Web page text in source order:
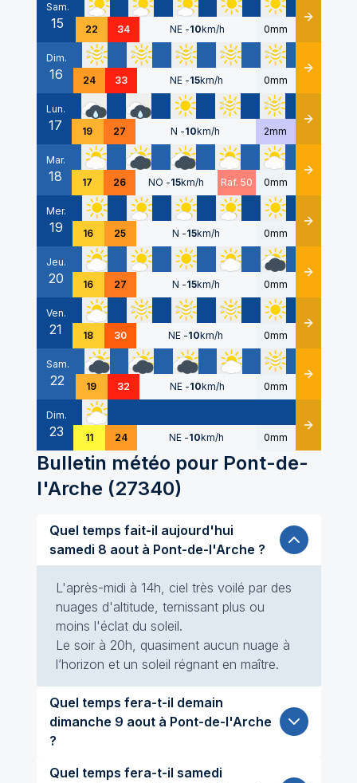
Sam.
15 22 34 NE -10km/h 0mm Détails
Dim.
16 24 33 NE -15km/h 0mm Détails
Lun.
17 19 27 N -10km/h 2mm Détails
Mar.
18 17 26 NO -15km/h Raf. 50 0mm Détails
Mer.
19 16 25 N -15km/h 0mm Détails
Jeu.
20 16 27 N -15km/h 0mm Détails
Ven.
21 18 30 NE -10km/h 0mm Détails
Sam.
22 19 32 NE -10km/h 0mm Détails
Dim.
23 11 24 NE -10km/h 0mm Détails
Bulletin météo pour Pont-de-
l'Arche (27340)
Quel temps fait-il aujourd'hui
samedi 8 aout à Pont-de-l'Arche ?
L'après-midi à 14h, ciel très voilé par des
nuages d'altitude, ternissant plus ou
moins l'éclat du soleil.
Le soir à 20h, quasiment aucun nuage à
l’horizon et un soleil régnant en maître.
Quel temps fera-t-il demain
dimanche 9 aout à Pont-de-l'Arche
?
Quel temps fera-t-il samedi